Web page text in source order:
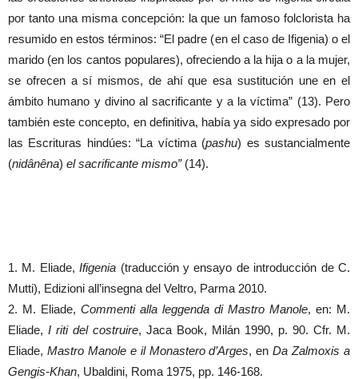
por tanto una misma concepción: la que un famoso folclorista ha
resumido en estos términos: “El padre (en el caso de Ifigenia) o el
marido (en los cantos populares), ofreciendo a la hija o a la mujer,
se ofrecen a sí mismos, de ahí que esa sustitución une en el
ámbito humano y divino al sacrificante y a la víctima” (13). Pero
también este concepto, en definitiva, había ya sido expresado por
las Escrituras hindúes: “La víctima (pashu) es sustancialmente
(nidânêna) el sacrificante mismo”(14).
1. M. Eliade,Ifigenia (traducción y ensayo de introducción de C.
Mutti), Edizioni all’insegna del Veltro, Parma 2010.
2. M. Eliade, Commenti alla leggenda di Mastro Manole, en: M.
Eliade, I riti del costruire, Jaca Book, Milán 1990, p. 90. Cfr. M.
Eliade, Mastro Manole e il Monastero d’Arges, enDa Zalmoxis a
Gengis-Khan, Ubaldini, Roma 1975, pp. 146-168.